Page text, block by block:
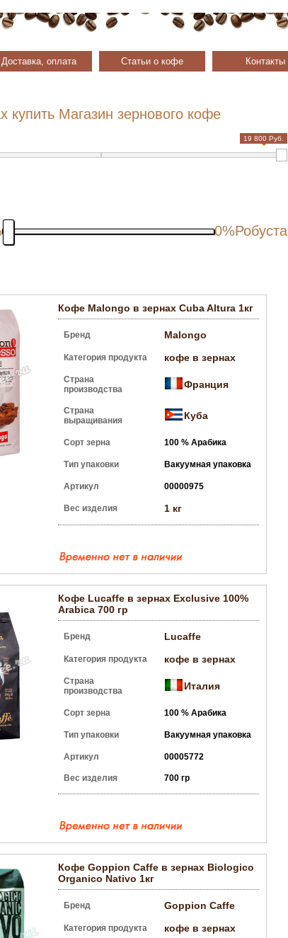
Доставка, оплата Статьи о кофе Контакты
купить Магазин зернового кофе
19 800 Руб.
0%Робуста
Кофе Malongo в зернах Cuba Altura 1кг
Бренд Malongo
Категория продукта кофе в зернах
Страна
производства
Франция
Страна
выращивания
Куба
Сорт зерна 100 % Арабика
Тип упаковки Вакуумная упаковка
Артикул 00000975
Вес изделия 1 кг
Кофе Lucaffe в зернах Exclusive 100%
Arabica 700 гр
Бренд Lucaffe
Категория продукта кофе в зернах
Страна
производства
Италия
Сорт зерна 100 % Арабика
Тип упаковки Вакуумная упаковка
Артикул 00005772
Вес изделия 700 гр
Кофе Goppion Caffe в зернах Biologico
Organico Nativo 1кг
Бренд Goppion Caffe
Категория продукта кофе в зернах